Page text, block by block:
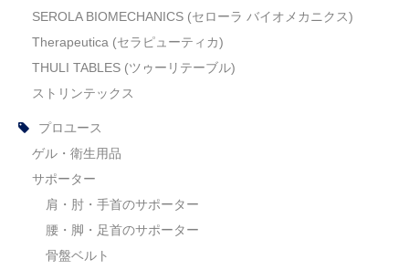
Body Support Systems (ボディーサポートシステム)
MYTREX REBIVE（マイトレックス リバイブ）
SEROLA BIOMECHANICS (セローラ バイオメカニクス)
Therapeutica (セラピューティカ)
THULI TABLES (ツゥーリテーブル)
ストリンテックス
プロユース
ゲル・衛生用品
サポーター
肩・肘・手首のサポーター
腰・脚・足首のサポーター
骨盤ベルト